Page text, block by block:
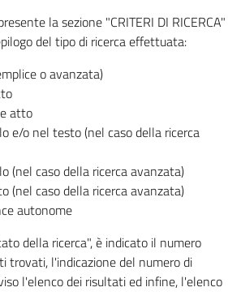
la sezione "CRITERI DI RICERCA"
del tipo di ricerca effettuata:
o avanzata)
atto
e/o nel testo (nel caso della ricerca
(nel caso della ricerca avanzata)
(nel caso della ricerca avanzata)
autonome
della ricerca", è indicato il numero
trovati, l'indicazione del numero di
l'elenco dei risultati ed infine, l'elenco